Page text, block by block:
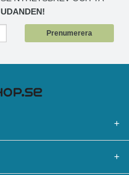
Prenumerera
+
+